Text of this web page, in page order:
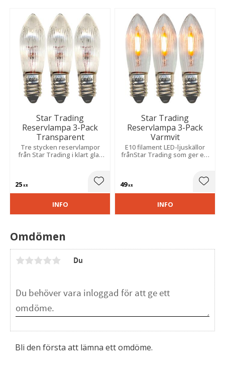
Omdömen
Du
Bli den första att lämna ett omdöme.
Star Trading
Reservlampa 3-Pack
Transparent
Tre stycken reservlampor
från Star Trading i klart glas
ljusstakar med stickkontakt.
25 KR Lägg till i favoriter
INFO
Star Trading
Reservlampa 3-Pack
Varmvit
E10 filament LED-ljuskällor
frånStar Trading som ger ett
49KR
INFO